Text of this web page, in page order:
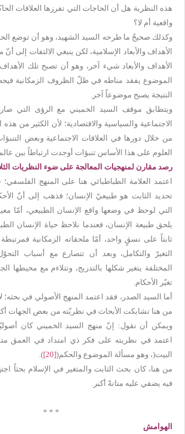
هذه النظرية هل أن الحاجات التي تفرزها العلاقات
واقعية أم لا؟
وكذلك صحيحٌ ما طرحه السيد الشهيد، وهو أن توضع
الأهداف والأبعاد الإسلامية، لكن ينبغي الالتفات إلى
الأهداف والأبعاد شيء آخر، وهو أن تصبح تلك
الموضوع يفقد مناطه في ظلّ الظروف الزمكانية
النتيجة يصبح موضوعاً آخر.
ويتطابق موقف السيد الخميني مع الرؤى التي
الاجتماعية والسياسية والاقتصادية؛ لأن الكثير من
من خلال دورها في العلاقات الاجتماعية وبعض
العلوم على هذا الأساس تنبؤات أوجدت ارتباطاً بين
رصد مقارن لمنهجيات المعالجة على ضوء النظريات
اعتمد العلامة الطباطبائي هنا على المنهج
تحديد الثابت هو طبيعيّ الإنسان؛ فذهب إلى أنّ
التي لوحظ في وضعها واقع الإنسان الطبيعي، أمّا
يلحق طبيعة الإنسان، فعندما نلاحظ حياة الإنسان
ثابتاً على نسقٍ واحد، أمّا ملحقاته الزمكانية
التغيرّ والتكامل، وبعد أن تتصارع مع أسباب
المختلفة يتغير شكلها بالتدريج، وتتلاءم مع محيطها
تغيّر الأحكام.
أما السيد الصدر، فقد اعتمد المنهج الأصولي في بحثه؛
من هنا تشابكت الأبحاث في نظريّته من بعض الجهات
ويمكن أن نقول: إنّ منهج السيد الخميني كان أصوليّاً
اعتمد في نظريته على فكر ذي امتداد في العمق
البيت(، وهو مسألة الموضوع والحكم([20]
).
من هنا، كان بحث الثابت والمتغير في الإسلام بحثاً
فيه يضفي عليه متانةً أكبر.
*
* *
الهوامش